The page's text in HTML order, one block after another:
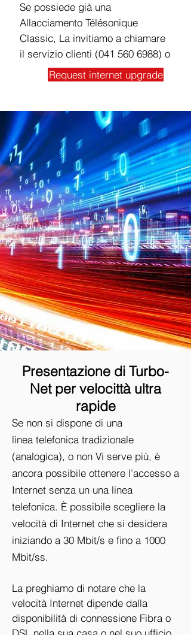
Se possiede già una
Allacciamento Télésonique
Classic, La invitiamo a chiamare
il servizio clienti (041 560 6988) o
Request internet upgrade
Presentazione di Turbo-
Net per velocittà ultra
rapide
Se non si dispone di una
linea telefonica tradizionale
(analogica), o non Vi serve più, è
ancora possibile ottenere l’accesso a
Internet senza un una linea
telefonica. È possibile scegliere la
velocità di Internet che si desidera
iniziando a 30 Mbit/s e fino a 1000
Mbit/ss.
La preghiamo di notare che la
velocità Internet dipende dalla
disponibilità di connessione Fibra o